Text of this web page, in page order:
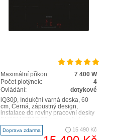
Maximální příkon:
7 400 W
Počet plotýnek:
4
Ovládání:
dotykové
iQ300, Indukční varná deska, 60
cm, Černá, zápustný design,
instalace do roviny pracovní desky
prostor pro 4 hrnce neb..
Doprava zdarma 15 490 Kč